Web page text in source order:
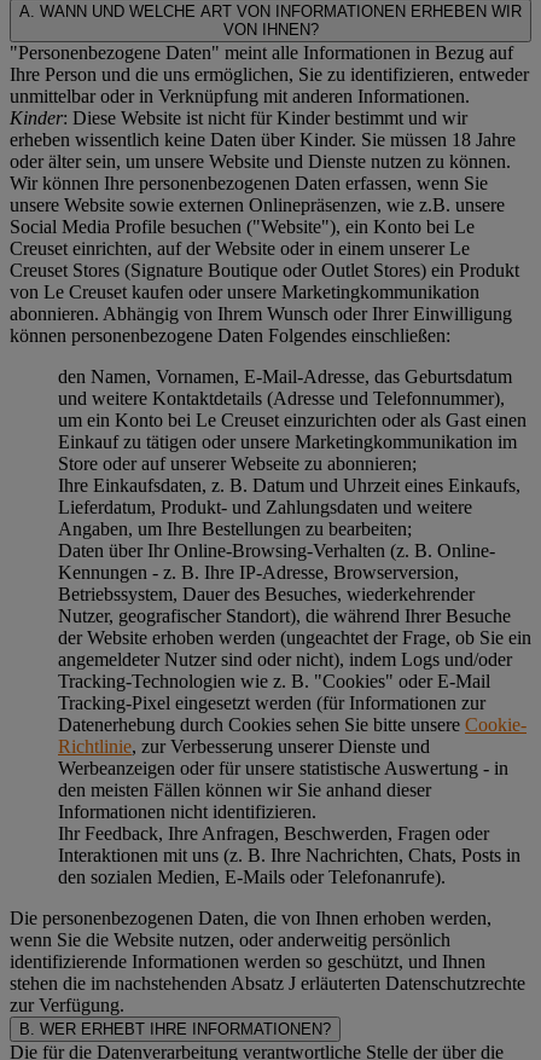
A. WANN UND WELCHE ART VON INFORMATIONEN ERHEBEN WIR
VON IHNEN?
"Personenbezogene Daten" meint alle Informationen in Bezug auf
Ihre Person und die uns ermöglichen, Sie zu identifizieren, entweder
unmittelbar oder in Verknüpfung mit anderen Informationen.
Kinder: Diese Website ist nicht für Kinder bestimmt und wir
erheben wissentlich keine Daten über Kinder. Sie müssen 18 Jahre
oder älter sein, um unsere Website und Dienste nutzen zu können.
Wir können Ihre personenbezogenen Daten erfassen, wenn Sie
unsere Website sowie externen Onlinepräsenzen, wie z.B. unsere
Social Media Profile besuchen ("Website"), ein Konto bei Le
Creuset einrichten, auf der Website oder in einem unserer Le
Creuset Stores (Signature Boutique oder Outlet Stores) ein Produkt
von Le Creuset kaufen oder unsere Marketingkommunikation
abonnieren. Abhängig von Ihrem Wunsch oder Ihrer Einwilligung
können personenbezogene Daten Folgendes einschließen:
den Namen, Vornamen, E-Mail-Adresse, das Geburtsdatum
und weitere Kontaktdetails (Adresse und Telefonnummer),
um ein Konto bei Le Creuset einzurichten oder als Gast einen
Einkauf zu tätigen oder unsere Marketingkommunikation im
Store oder auf unserer Webseite zu abonnieren;
Ihre Einkaufsdaten, z. B. Datum und Uhrzeit eines Einkaufs,
Lieferdatum, Produkt- und Zahlungsdaten und weitere
Angaben, um Ihre Bestellungen zu bearbeiten;
Daten über Ihr Online-Browsing-Verhalten (z. B. Online-
Kennungen - z. B. Ihre IP-Adresse, Browserversion,
Betriebssystem, Dauer des Besuches, wiederkehrender
Nutzer, geografischer Standort), die während Ihrer Besuche
der Website erhoben werden (ungeachtet der Frage, ob Sie ein
angemeldeter Nutzer sind oder nicht), indem Logs und/oder
Tracking-Technologien wie z. B. "Cookies" oder E-Mail
Tracking-Pixel eingesetzt werden (für Informationen zur
Datenerhebung durch Cookies sehen Sie bitte unsere Cookie-
Richtlinie, zur Verbesserung unserer Dienste und
Werbeanzeigen oder für unsere statistische Auswertung - in
den meisten Fällen können wir Sie anhand dieser
Informationen nicht identifizieren.
Ihr Feedback, Ihre Anfragen, Beschwerden, Fragen oder
Interaktionen mit uns (z. B. Ihre Nachrichten, Chats, Posts in
den sozialen Medien, E-Mails oder Telefonanrufe).
Die personenbezogenen Daten, die von Ihnen erhoben werden,
wenn Sie die Website nutzen, oder anderweitig persönlich
identifizierende Informationen werden so geschützt, und Ihnen
stehen die im nachstehenden Absatz J erläuterten Datenschutzrechte
zur Verfügung.
B. WER ERHEBT IHRE INFORMATIONEN?
Die für die Datenverarbeitung verantwortliche Stelle der über die